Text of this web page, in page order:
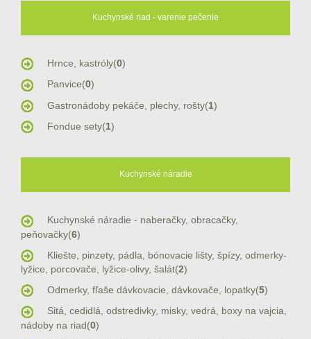
Kuchynské riad - varenie pečenie
Hrnce, kastróly(0)
Panvice(0)
Gastronádoby pekáče, plechy, rošty(1)
Fondue sety(1)
Kuchynské náradie
Kuchynské náradie - naberačky, obracačky,
peňovačky(6)
Kliešte, pinzety, pádla, bónovacie lišty, špízy, odmerky-
lyžice, porcovače, lyžice-olivy, šalát(2)
Odmerky, fľaše dávkovacie, dávkovače, lopatky(5)
Sitá, cedidlá, odstredivky, misky, vedrá, boxy na vajcia,
nádoby na riad(0)